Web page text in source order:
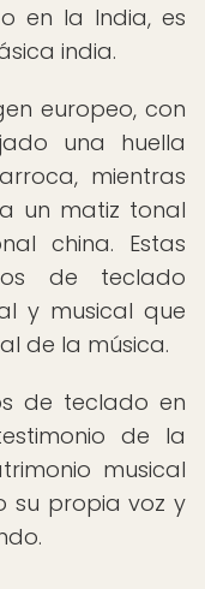
en la India, es
india.
europeo, con
una huella
mientras
un matiz tonal
china. Estas
de teclado
y musical que
de la música.
de teclado en
de la
musical
su propia voz y